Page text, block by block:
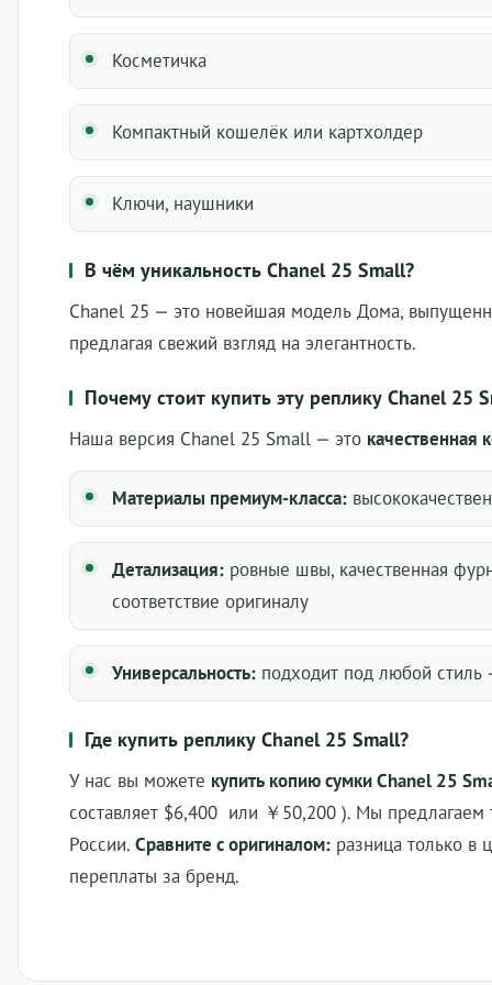
Косметичка
Компактный кошелёк или картхолдер
Ключи, наушники
В чём уникальность Chanel 25 Small?
Chanel 25 — это новейшая модель Дома,
предлагая свежий взгляд на элегантность.
Почему стоит купить эту реплику Chanel 25
Наша версия Chanel 25 Small — это качественная
Материалы премиум-класса:
Детализация: ровные швы, качественная
соответствие оригиналу
Универсальность: подходит под любой стиль
Где купить реплику Chanel 25 Small?
У нас вы можете купить копию сумки Chanel 25
составляет $6,400 или ￥50,200 ). Мы предлагаем
России. Сравните с оригиналом: разница только в
переплаты за бренд.